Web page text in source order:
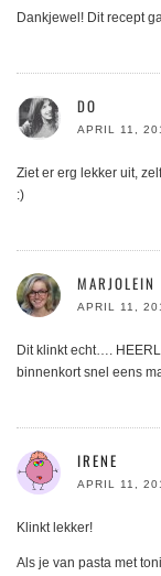
Dankjewel! Dit recept
DO
APRIL 11,
Ziet er erg lekker uit,
:)
MARJOLEIN
APRIL 11,
Dit klinkt echt….
binnenkort snel eens
IRENE
APRIL 11,
Klinkt lekker!
Als je van pasta met